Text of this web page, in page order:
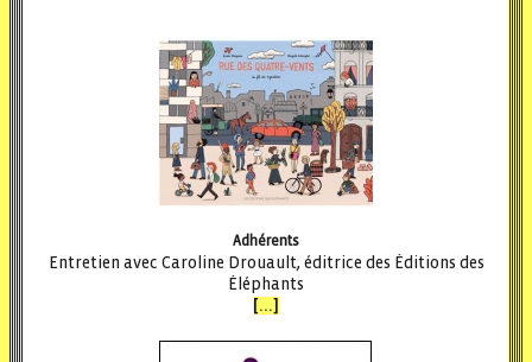
Adhérents
Entretien avec Caroline Drouault, éditrice des Éditions des
Éléphants
[...]